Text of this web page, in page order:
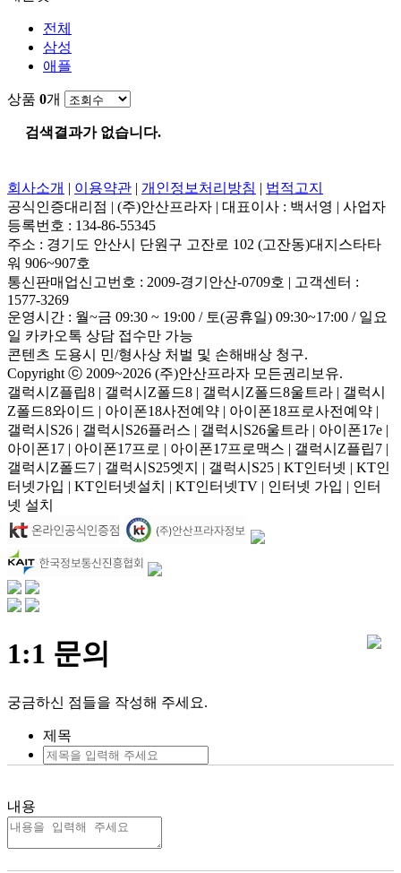
전체
삼성
애플
상품 0개
검색결과가 없습니다.
회사소개 | 이용약관 | 개인정보처리방침 | 법적고지
공식인증대리점 | (주)안산프라자 | 대표이사 : 백서영 | 사업자
등록번호 : 134-86-55345
주소 : 경기도 안산시 단원구 고잔로 102 (고잔동)대지스타타
워 906~907호
통신판매업신고번호 : 2009-경기안산-0709호 | 고객센터 :
1577-3269
운영시간 : 월~금 09:30 ~ 19:00 / 토(공휴일) 09:30~17:00 / 일요
일 카카오톡 상담 접수만 가능
콘텐츠 도용시 민/형사상 처벌 및 손해배상 청구.
Copyright ⓒ 2009~2026 (주)안산프라자 모든권리보유.
갤럭시Z플립8 | 갤럭시Z폴드8 | 갤럭시Z폴드8울트라 | 갤럭시
Z폴드8와이드 | 아이폰18사전예약 | 아이폰18프로사전예약 |
갤럭시S26 | 갤럭시S26플러스 | 갤럭시S26울트라 | 아이폰17e |
아이폰17 | 아이폰17프로 | 아이폰17프로맥스 | 갤럭시Z플립7 |
갤럭시Z폴드7 | 갤럭시S25엣지 | 갤럭시S25 | KT인터넷 | KT인
터넷가입 | KT인터넷설치 | KT인터넷TV | 인터넷 가입 | 인터
넷 설치
1:1 문의
궁금하신 점들을 작성해 주세요.
제목
내용